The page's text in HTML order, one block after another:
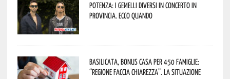
Potenza: i Gemelli DiVersi in concerto in
provincia. Ecco quando
Basilicata, Bonus casa per 450 famiglie:
“Regione faccia chiarezza”. La situazione